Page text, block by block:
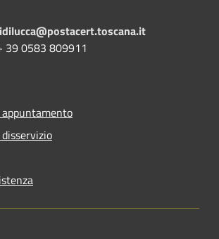
39 0583 809911